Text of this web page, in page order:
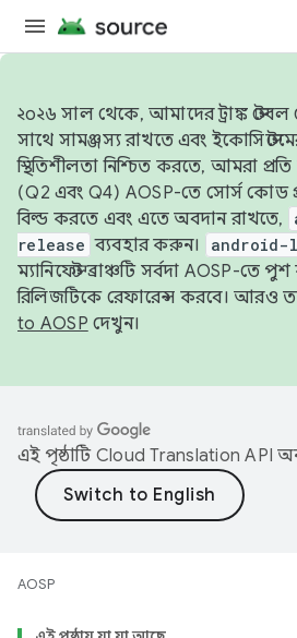
২০২৬ সাল থেকে, আমাদের ট্রাঙ্ক
সাথে সামঞ্জস্য রাখতে এবং
স্থিতিশীলতা নিশ্চিত করতে, আমরা
(Q2 এবং Q4) AOSP-তে সোর্স কোড
বিল্ড করতে এবং এতে অবদান রাখতে,
release ব্যবহার করুন। android-
ম্যানিফেস্ট ব্রাঞ্চটি সর্বদা AOSP-তে
রিলিজটিকে রেফারেন্স করবে। আরও
to AOSP দেখুন।
এই পৃষ্ঠাটি Cloud Translation API
AOSP